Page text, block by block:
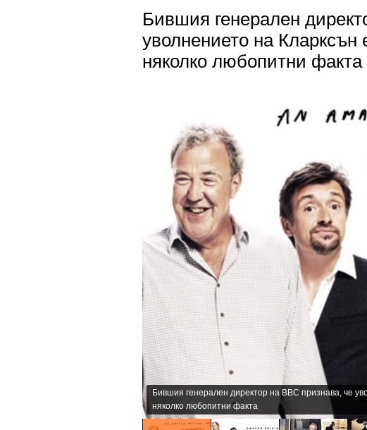
Бившия генерален
уволнението на
няколко любопитни факта
Бившия генерален директор на BBC признава, че
няколко любопитни факта